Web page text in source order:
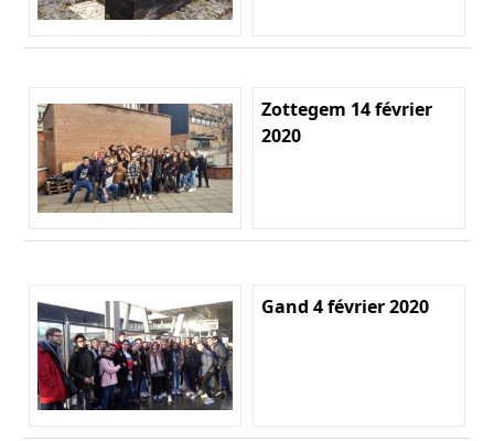
Zottegem 14 février
2020
Gand 4 février 2020